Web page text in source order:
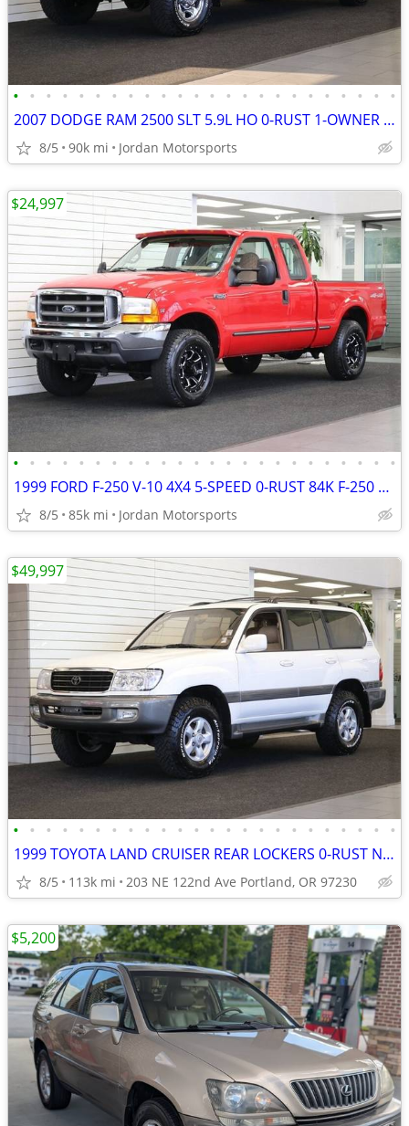
• • • • • • • • • • • • • • • • • • • • • • • •
2007 DODGE RAM 2500 SLT 5.9L HO 0-RUST 1-OWNER 89K 3500 2006 2005 2004
8/5 90k mi Jordan Motorsports
• • • • • • • • • • • • • • • • • • • • • • • •
1999 FORD F-250 V-10 4X4 5-SPEED 0-RUST 84K F-250 F350 2000 2001 2002
8/5 85k mi Jordan Motorsports
$24,997
• • • • • • • • • • • • • • • • • • • • • • • •
1999 TOYOTA LAND CRUISER REAR LOCKERS 0-RUST NEW TB OME LIFT 2000 2001
8/5 113k mi 203 NE 122nd Ave Portland, OR 97230
$49,997
$5,200